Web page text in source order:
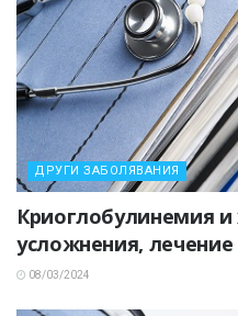
ДРУГИ ЗАБОЛЯВАНИЯ
Криоглобулинемия
усложнения, лечение
08/03/2024